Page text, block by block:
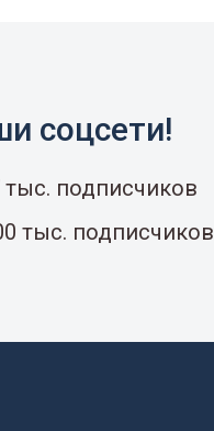
соцсети!
тыс. подписчиков
тыс. подписчиков